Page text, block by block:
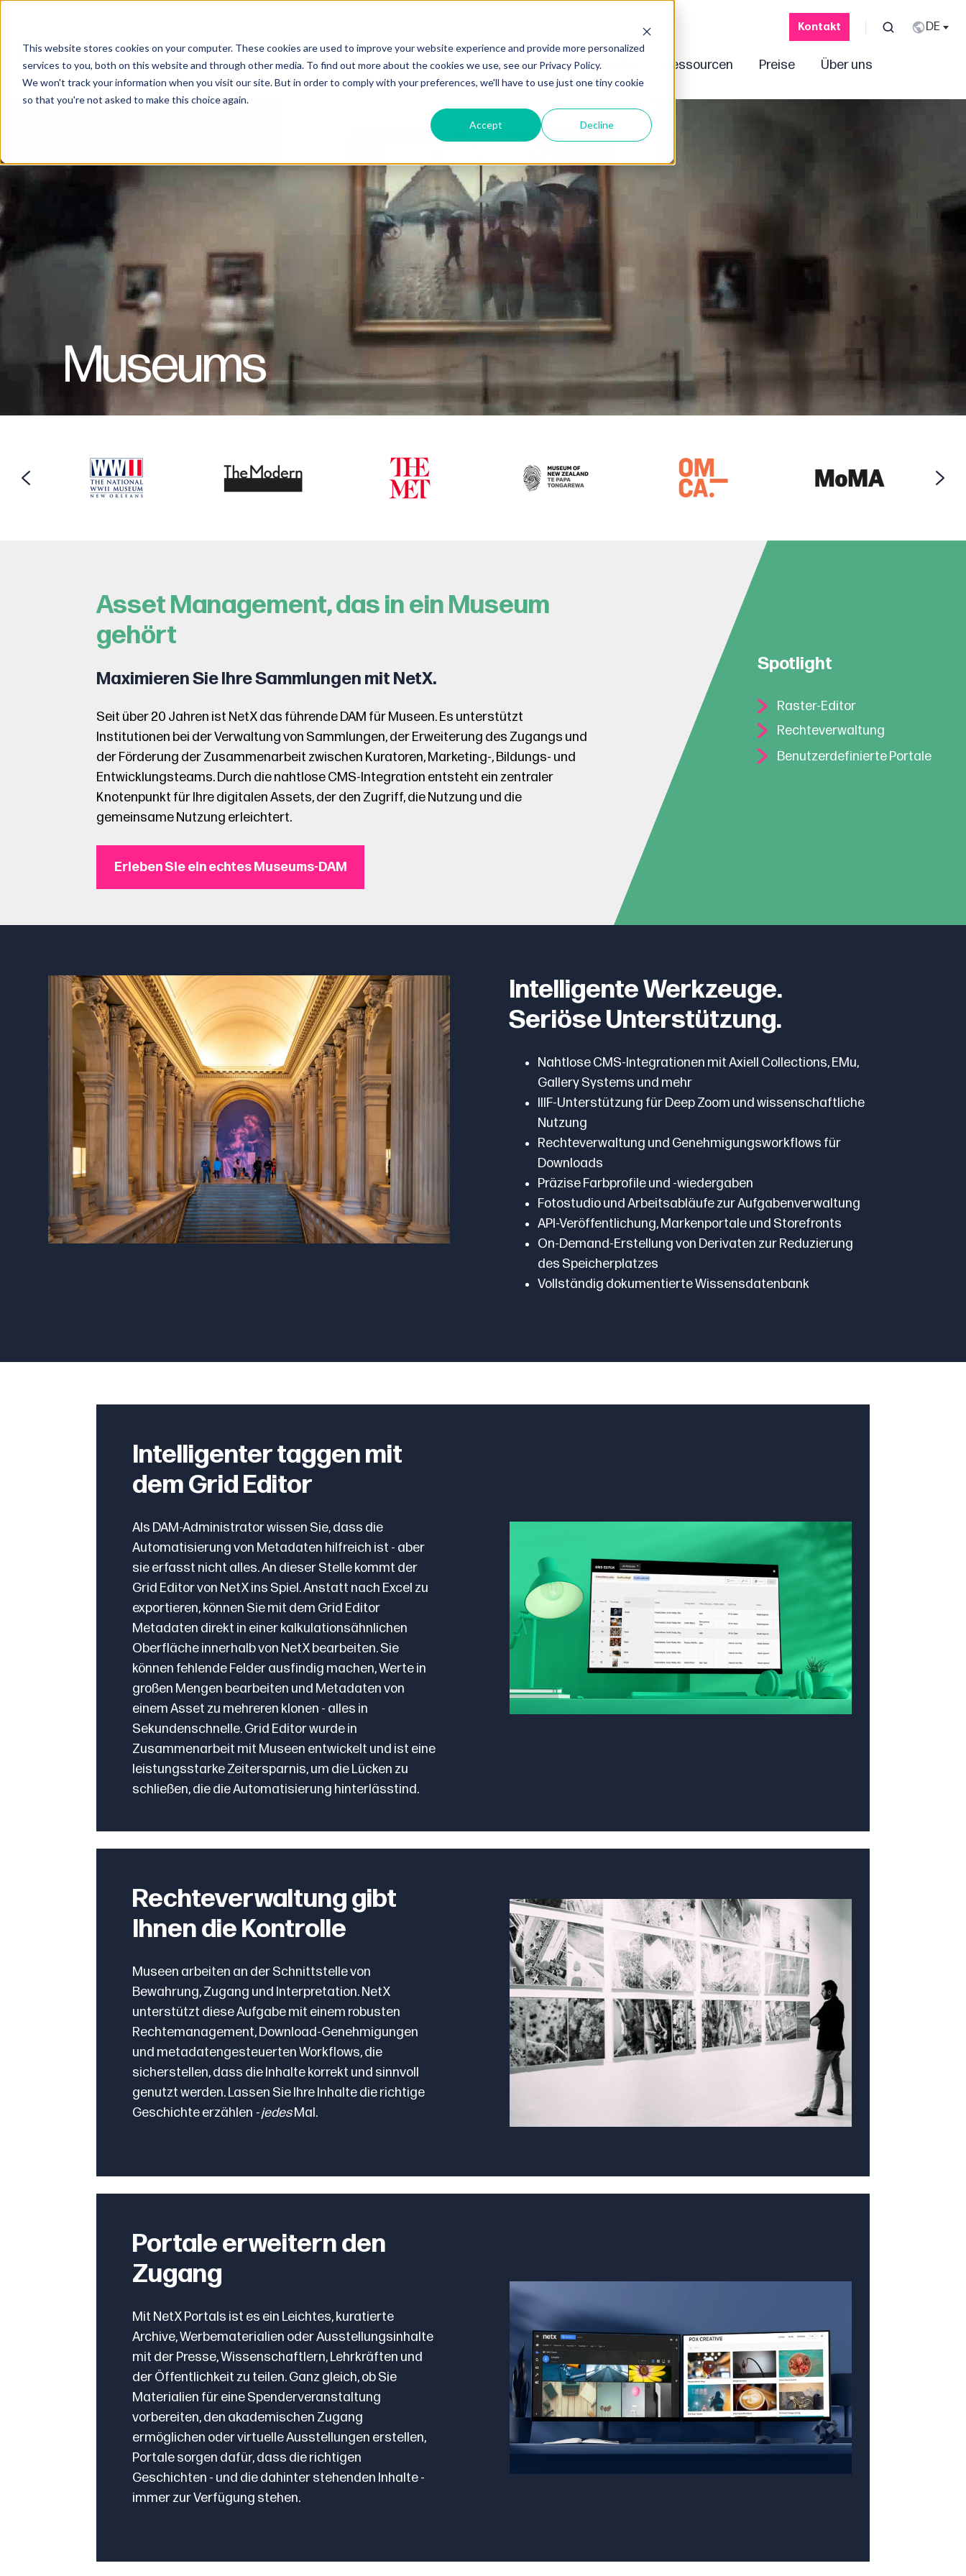
This website stores cookies on your computer. These cookies are used to improve your website experience and provide more personalized
services to you, both on this website and through other media. To find out more about the cookies we use, see our Privacy Policy.
We won't track your information when you visit our site. But in order to comply with your preferences, we'll have to use just one tiny cookie
so that you're not asked to make this choice again.
Accept Decline
DAM+ Produkt Dienstleistungen Branchen Kunden Ressourcen Preise Über uns
Kontakt
Museums
Asset Management, das in ein Museum
gehört
Maximieren Sie Ihre Sammlungen mit NetX.
Seit über 20 Jahren ist NetX das führende DAM für Museen. Es unterstützt
Institutionen bei der Verwaltung von Sammlungen, der Erweiterung des Zugangs und
der Förderung der Zusammenarbeit zwischen Kuratoren, Marketing-, Bildungs- und
Entwicklungsteams. Durch die nahtlose CMS-Integration entsteht ein zentraler
Knotenpunkt für Ihre digitalen Assets, der den Zugriff, die Nutzung und die
gemeinsame Nutzung erleichtert.
Erleben Sie ein echtes Museums-DAM
Spotlight
Raster-Editor
Rechteverwaltung
Benutzerdefinierte Portale
Intelligente Werkzeuge.
Seriöse Unterstützung.
Nahtlose CMS-Integrationen mit Axiell Collections, EMu,
Gallery Systems und mehr
IIIF-Unterstützung für Deep Zoom und wissenschaftliche
Nutzung
Rechteverwaltung und Genehmigungsworkflows für
Downloads
Präzise Farbprofile und -wiedergaben
Fotostudio und Arbeitsabläufe zur Aufgabenverwaltung
API-Veröffentlichung, Markenportale und Storefronts
On-Demand-Erstellung von Derivaten zur Reduzierung
des Speicherplatzes
Vollständig dokumentierte Wissensdatenbank
Intelligenter taggen mit
dem Grid Editor
Als DAM-Administrator wissen Sie, dass die
Automatisierung von Metadaten hilfreich ist - aber
sie erfasst nicht alles. An dieser Stelle kommt der
Grid Editor von NetX ins Spiel. Anstatt nach Excel zu
exportieren, können Sie mit dem Grid Editor
Metadaten direkt in einer kalkulationsähnlichen
Oberfläche innerhalb von NetX bearbeiten. Sie
können fehlende Felder ausfindig machen, Werte in
großen Mengen bearbeiten und Metadaten von
einem Asset zu mehreren klonen - alles in
Sekundenschnelle. Grid Editor wurde in
Zusammenarbeit mit Museen entwickelt und ist eine
leistungsstarke Zeitersparnis, um die Lücken zu
schließen, die die Automatisierung hinterlässtind.
Rechteverwaltung gibt
Ihnen die Kontrolle
Museen arbeiten an der Schnittstelle von
Bewahrung, Zugang und Interpretation. NetX
unterstützt diese Aufgabe mit einem robusten
Rechtemanagement, Download-Genehmigungen
und metadatengesteuerten Workflows, die
sicherstellen, dass die Inhalte korrekt und sinnvoll
genutzt werden. Lassen Sie Ihre Inhalte die richtige
Geschichte erzählen - jedesMal.
Portale erweitern den
Zugang
Mit NetX Portals ist es ein Leichtes, kuratierte
Archive, Werbematerialien oder Ausstellungsinhalte
mit der Presse, Wissenschaftlern, Lehrkräften und
der Öffentlichkeit zu teilen. Ganz gleich, ob Sie
Materialien für eine Spenderveranstaltung
vorbereiten, den akademischen Zugang
ermöglichen oder virtuelle Ausstellungen erstellen,
Portale sorgen dafür, dass die richtigen
Geschichten - und die dahinter stehenden Inhalte -
immer zur Verfügung stehen.